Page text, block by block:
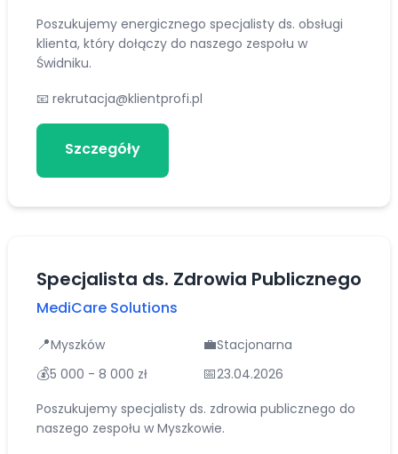
Poszukujemy energicznego specjalisty ds. obsługi
klienta, który dołączy do naszego zespołu w
Świdniku.
📧 rekrutacja@klientprofi.pl
Szczegóły
Specjalista ds. Zdrowia Publicznego
MediCare Solutions
📍Myszków 💼Stacjonarna
💰5 000 - 8 000 zł 📅23.04.2026
Poszukujemy specjalisty ds. zdrowia publicznego do
naszego zespołu w Myszkowie.